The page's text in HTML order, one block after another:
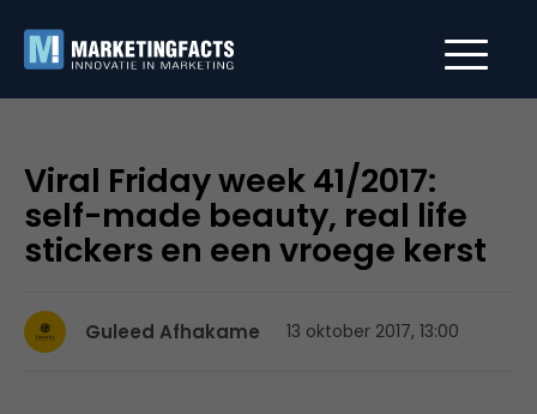
Viral Friday week 41/2017:
self-made beauty, real life
stickers en een vroege kerst
Guleed Afhakame 13 oktober 2017, 13:00